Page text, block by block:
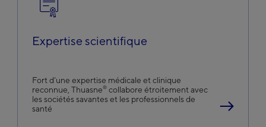
Expertise scientifique
Fort d’une expertise médicale et clinique
reconnue, Thuasne®collabore étroitement avec
les sociétés savantes et les professionnels de
santé